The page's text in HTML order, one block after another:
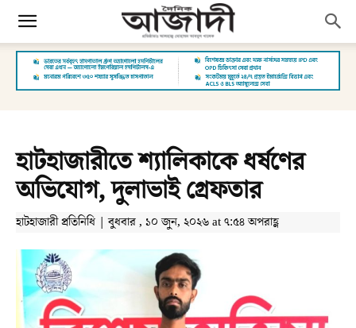
হাটহাজারীতে শ্যালিকাকে ধর্ষণের
অভিযোগ, দুলাভাই গ্রেফতার
হাটহাজারী প্রতিনিধি | বুধবার , ১০ জুন, ২০২৬ at ৭:৫৪ অপরাহ্ণ